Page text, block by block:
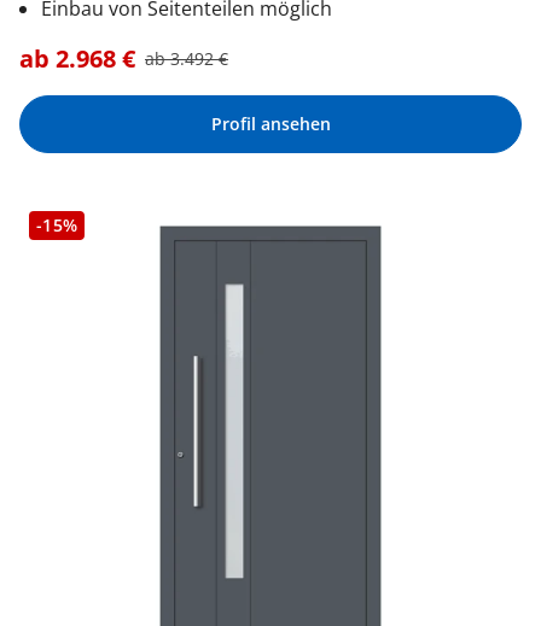
Einbau von Seitenteilen möglich
ab 2.968€ ab3.492€
Profil ansehen
-15%